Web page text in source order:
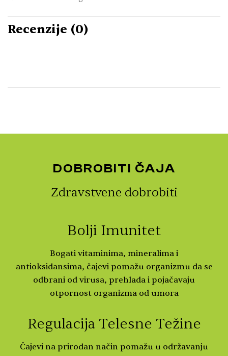
Recenzije (0)
DOBROBITI ČAJA
Zdravstvene dobrobiti
Bolji Imunitet
Bogati vitaminima, mineralima i
antioksidansima, čajevi pomažu organizmu da se
odbrani od virusa, prehlada i pojačavaju
otpornost organizma od umora
Regulacija Telesne Težine
Čajevi na prirodan način pomažu u održavanju